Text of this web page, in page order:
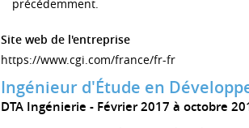
précédemment.
Site web de l'entreprise
https://www.cgi.com/france/fr-fr
Ingénieur d'Étude en
DTA Ingénierie Février 2017 à octobre